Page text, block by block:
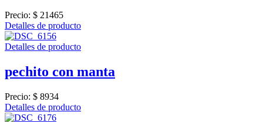
Precio: $ 21465
Detalles de producto
Detalles de producto
pechito con manta
Precio: $ 8934
Detalles de producto